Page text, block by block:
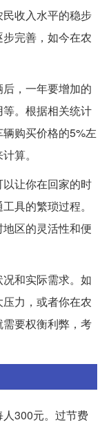
收入水平的稳步
完善，如今在农
，一年要增加的
。根据相关统计
购买价格的5%左
算。
让你在回家的时
具的繁琐过程。
区的灵活性和便
和实际需求。如
力，或者你在农
要权衡利弊，考
300元。过节费